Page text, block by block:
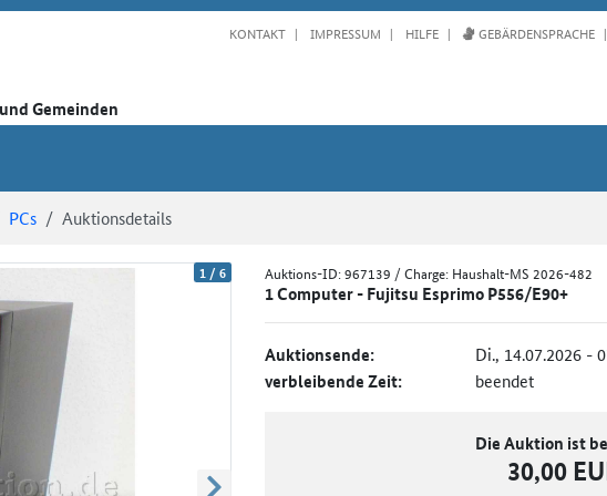
KONTAKT IMPRESSUM HILFE GEBÄRDENSPRACHE
Gemeinden
PCs Auktionsdetails
1 /6 Auktions-ID:967139 / Charge: Haushalt-MS 2026-482
1 Computer - Fujitsu Esprimo P556/E90+
Auktionsende: Di., 14.07.2026 -
verbleibende Zeit: beendet
Die Auktion ist
30,00